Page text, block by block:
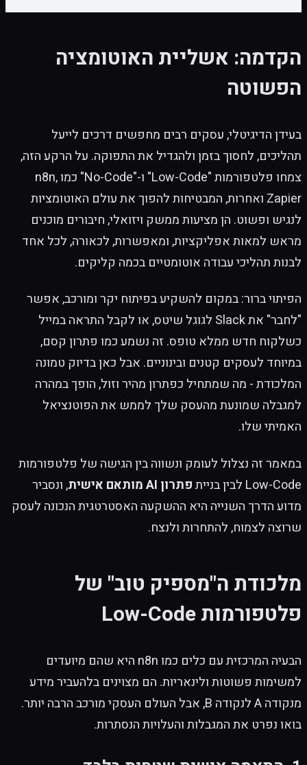
הקדמה: אשליית האוטומציה
הפשוטה
בעידן הדיגיטלי, עסקים רבים מחפשים דרכים לייעל
תהליכים, לחסוך בזמן ולהגדיל את התפוקה. על הרקע הזה,
צמחו פלטפורמות "Low-Code" ו-"No-Code" כמו n8n,
Zapier ואחרות, המבטיחות להפוך את עולם האוטומציות
לנגיש ופשוט. הן מציעות ממשק ויזואלי, חיבורים מוכנים
מראש למאות אפליקציות, ומאפשרות, לכאורה, לכל אחד
לבנות תהליכי עבודה אוטומטיים בכמה קליקים.
הפיתוי ברור: במקום להשקיע בפיתוח יקר ומורכב, אפשר
"לחבר" את Slack לגוגל שיטס, או לקבל התראה במייל
כשלקוח חדש ממלא טופס. זה נשמע כמו פתרון קסם,
במיוחד לעסקים קטנים ובינוניים. אבל כאן בדיוק טמונה
המלכודת - מה שמתחיל כפתרון מהיר וזול, הופך במהרה
למגבלה שמונעת מהעסק שלך לממש את הפוטנציאל
האמיתי שלו.
במאמר זה נצלול לעומק ונשווה בין הגישה של פלטפורמות
Low-Code לבין בניית
פתרון AI מותאם אישית
, ונסביר
מדוע הדרך השנייה היא ההשקעה האסטרטגית הנכונה לעסק
שרוצה לצמוח, להתחרות ולנצח.
מלכודת ה"מספיק טוב" של
פלטפורמות Low-Code
הבעיה המרכזית עם כלים כמו n8n היא שהם מיועדים
למשימות פשוטות ולינאריות. הם מצוינים בלהעביר מידע
מנקודה A לנקודה B, אבל העולם העסקי מורכב הרבה יותר.
בואו נפרט את המגבלות והעלויות הנסתרות.